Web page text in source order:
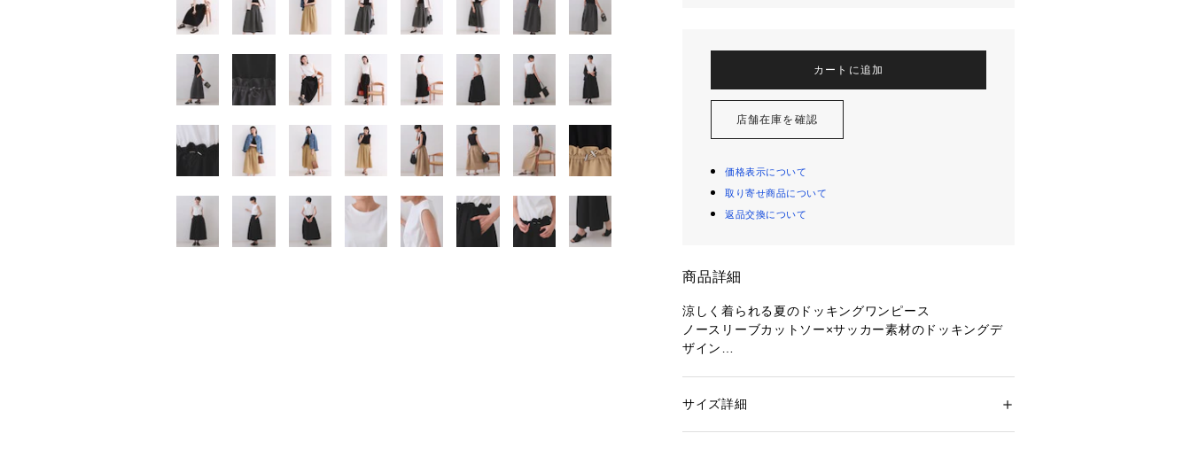
カートに追加
店舗在庫を確認
価格表示について
取り寄せ商品について
返品交換について
商品詳細
涼しく着られる夏のドッキングワンピース
ノースリーブカットソー×サッカー素材のドッキングデ
ザイン
・トップス部分はカットソー素材のシンプルなクルーネ
性別：レディース
サイズ詳細